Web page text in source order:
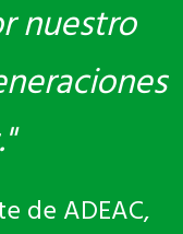
nuestro
de ADEAC,